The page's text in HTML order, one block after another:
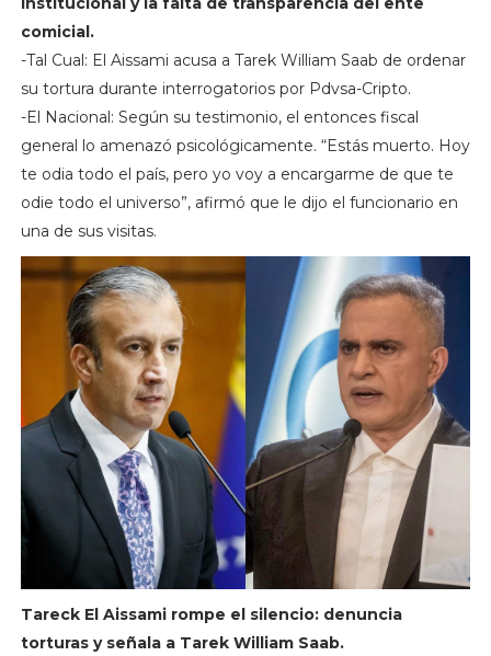
comicial.
-Tal Cual: El Aissami acusa a Tarek William Saab de ordenar
su tortura durante interrogatorios por Pdvsa-Cripto.
-El Nacional: Según su testimonio, el entonces fiscal
general lo amenazó psicológicamente. “Estás muerto. Hoy
te odia todo el país, pero yo voy a encargarme de que te
odie todo el universo”, afirmó que le dijo el funcionario en
una de sus visitas.
Tareck El Aissami rompe el silencio: denuncia
torturas y señala a Tarek William Saab.